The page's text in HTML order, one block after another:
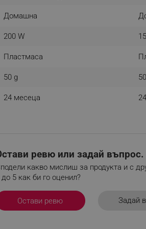
Домашна
200 W
Пластмаса
50 g
24 месеца
ревю или задай въпрос.
какво мислиш за продукта и с
до 5 как би го оценил?
Остави ревю Задай
behaviour events which is cancelled
to be sent to Segmentify servers
current visitor installed